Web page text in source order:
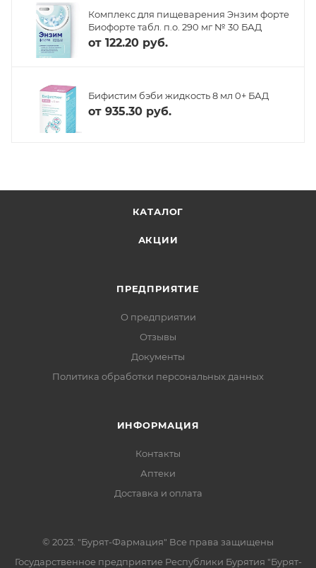
Комплекс для пищеварения Энзим форте
Биофорте табл. п.о. 290 мг № 30 БАД
от 122.20 руб.
Бифистим бэби жидкость 8 мл 0+ БАД
от 935.30 руб.
КАТАЛОГ
АКЦИИ
ПРЕДПРИЯТИЕ
О предприятии
Отзывы
Документы
Политика обработки персональных данных
ИНФОРМАЦИЯ
Контакты
Аптеки
Доставка и оплата
© 2023. "Бурят-Фармация" Все права защищены
Государственное предприятие Республики Бурятия "Бурят-